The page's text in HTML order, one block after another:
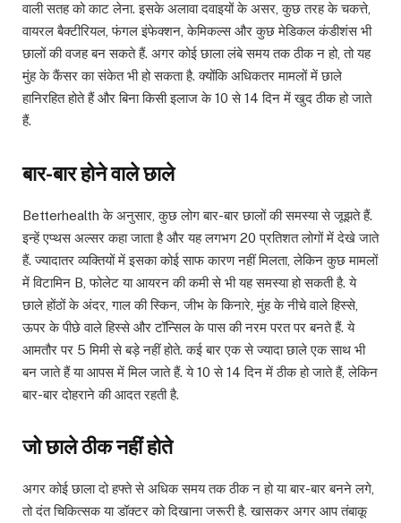
वाली सतह को काट लेना. इसके अलावा दवाइयों के असर, कुछ तरह के चकत्ते,
वायरल बैक्टीरियल, फंगल इंफेक्शन, केमिकल्स और कुछ मेडिकल कंडीशंस भी
छालों की वजह बन सकते हैं. अगर कोई छाला लंबे समय तक ठीक न हो, तो यह
मुंह के कैंसर का संकेत भी हो सकता है. क्योंकि अधिकतर मामलों में छाले
हानिरहित होते हैं और बिना किसी इलाज के 10 से 14 दिन में खुद ठीक हो जाते
हैं.
बार-बार होने वाले छाले
Betterhealth के अनुसार, कुछ लोग बार-बार छालों की समस्या से जूझते हैं.
इन्हें एप्थस अल्सर कहा जाता है और यह लगभग 20 प्रतिशत लोगों में देखे जाते
हैं. ज्यादातर व्यक्तियों में इसका कोई साफ कारण नहीं मिलता, लेकिन कुछ मामलों
में विटामिन B, फोलेट या आयरन की कमी से भी यह समस्या हो सकती है. ये
छाले होंठों के अंदर, गाल की स्किन, जीभ के किनारे, मुंह के नीचे वाले हिस्से,
ऊपर के पीछे वाले हिस्से और टॉन्सिल के पास की नरम परत पर बनते हैं. ये
आमतौर पर 5 मिमी से बड़े नहीं होते. कई बार एक से ज्यादा छाले एक साथ भी
बन जाते हैं या आपस में मिल जाते हैं. ये 10 से 14 दिन में ठीक हो जाते हैं, लेकिन
बार-बार दोहराने की आदत रहती है.
जो छाले ठीक नहीं होते
अगर कोई छाला दो हफ्ते से अधिक समय तक ठीक न हो या बार-बार बनने लगे,
तो दंत चिकित्सक या डॉक्टर को दिखाना जरूरी है. खासकर अगर आप तंबाकू